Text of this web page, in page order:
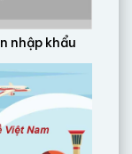
nhập khẩu